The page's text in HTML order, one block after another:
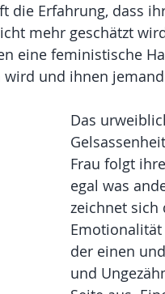
die Erfahrung, dass
mehr geschätzt
eine feministische
und ihnen
Das
Frau folgt
egal was
zeichnet sich
der einen
und